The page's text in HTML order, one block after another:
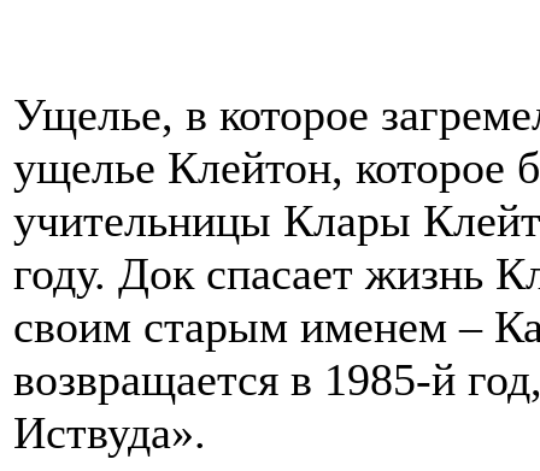
Ущелье, в которое
ущелье Клейтон, которое
учительницы Клары
году. Док спасает жизнь
своим старым именем –
возвращается в 1985-й
Иствуда».